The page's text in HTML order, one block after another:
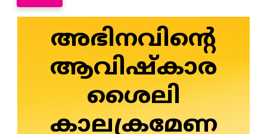
അഭിനവിന്റെ
ആവിഷ്‌കാര
ശൈലി
കാലക്രമേണ